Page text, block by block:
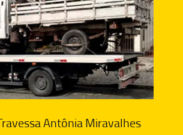
Antônia Miravalhes